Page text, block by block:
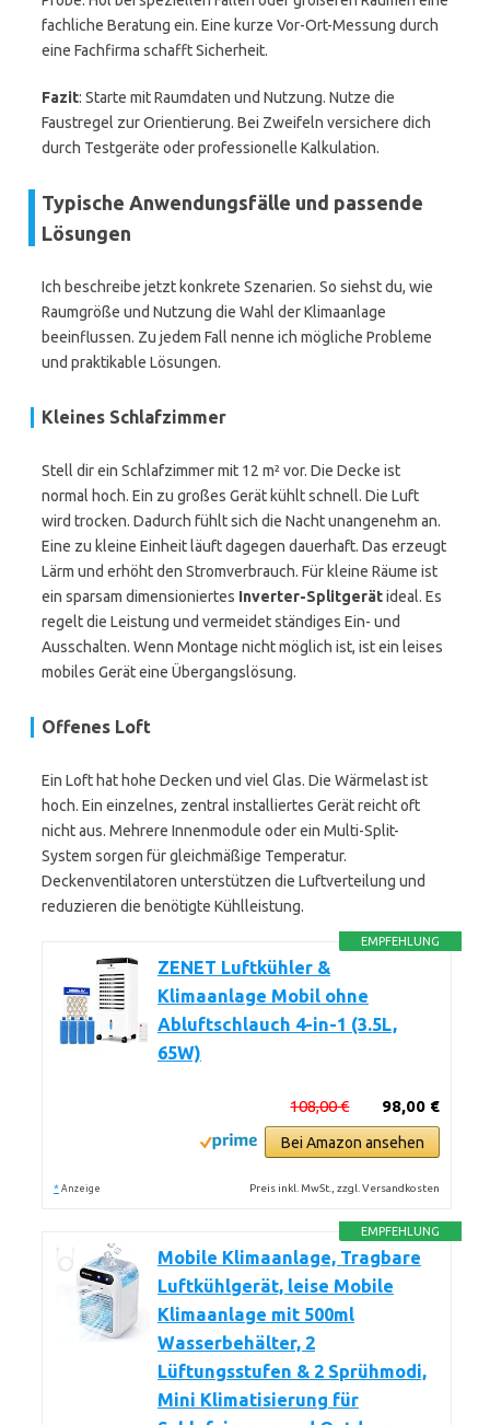
fachliche Beratung ein. Eine kurze Vor-Ort-Messung durch
eine Fachfirma schafft Sicherheit.
Fazit: Starte mit Raumdaten und Nutzung. Nutze die
Faustregel zur Orientierung. Bei Zweifeln versichere dich
durch Testgeräte oder professionelle Kalkulation.
Typische Anwendungsfälle und passende
Lösungen
Ich beschreibe jetzt konkrete Szenarien. So siehst du, wie
Raumgröße und Nutzung die Wahl der Klimaanlage
beeinflussen. Zu jedem Fall nenne ich mögliche Probleme
und praktikable Lösungen.
Kleines Schlafzimmer
Stell dir ein Schlafzimmer mit 12 m² vor. Die Decke ist
normal hoch. Ein zu großes Gerät kühlt schnell. Die Luft
wird trocken. Dadurch fühlt sich die Nacht unangenehm an.
Eine zu kleine Einheit läuft dagegen dauerhaft. Das erzeugt
Lärm und erhöht den Stromverbrauch. Für kleine Räume ist
ein sparsam dimensioniertes Inverter-Splitgerätideal. Es
regelt die Leistung und vermeidet ständiges Ein- und
Ausschalten. Wenn Montage nicht möglich ist, ist ein leises
mobiles Gerät eine Übergangslösung.
Offenes Loft
Ein Loft hat hohe Decken und viel Glas. Die Wärmelast ist
hoch. Ein einzelnes, zentral installiertes Gerät reicht oft
nicht aus. Mehrere Innenmodule oder ein Multi-Split-
System sorgen für gleichmäßige Temperatur.
Deckenventilatoren unterstützen die Luftverteilung und
reduzieren die benötigte Kühlleistung.
EMPFEHLUNG
ZENET Luftkühler &
Klimaanlage Mobil ohne
Abluftschlauch 4-in-1 (3.5L,
65W)
98,00 €
108,00 €
Bei Amazon ansehen
* Anzeige Preis inkl. MwSt., zzgl. Versandkosten
EMPFEHLUNG
Mobile Klimaanlage, Tragbare
Luftkühlgerät, leise Mobile
Klimaanlage mit 500ml
Wasserbehälter, 2
Lüftungsstufen & 2 Sprühmodi,
Mini Klimatisierung für